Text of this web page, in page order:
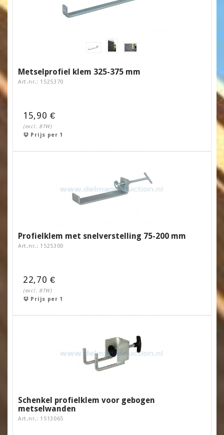
Metselprofiel klem 325-375 mm
Art.nr.: 1525370
15,90 €
(excl. BTW)
Prijs per 1
Profielklem met snelverstelling 75-200 mm
Art.nr.: 1525300
22,70 €
(excl. BTW)
Prijs per 1
Schenkel profielklem voor gebogen
metselwanden
Art.nr.: 1513065